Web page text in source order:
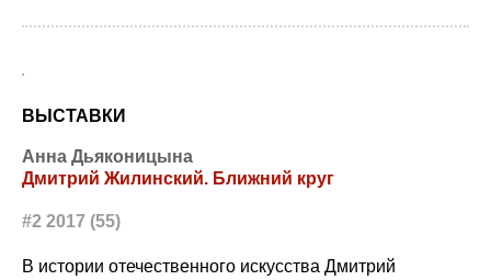
ВЫСТАВКИ
Анна Дьяконицына
Дмитрий Жилинский. Ближний круг
#2 2017 (55)
В истории отечественного искусства Дмитрий